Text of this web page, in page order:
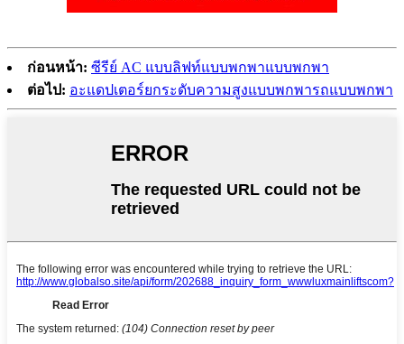
ก่อนหน้า: ซีรีย์ AC แบบลิฟท์แบบพกพาแบบพกพา
ต่อไป: อะแดปเตอร์ยกระดับความสูงแบบพกพารถแบบพกพา